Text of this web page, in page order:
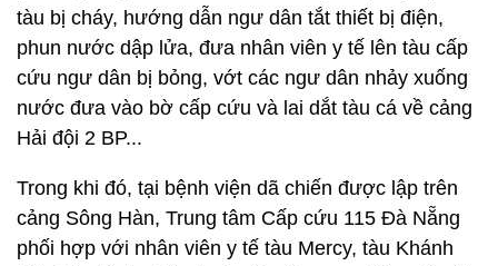
tàu bị cháy, hướng dẫn ngư dân tắt thiết bị điện,
phun nước dập lửa, đưa nhân viên y tế lên tàu cấp
cứu ngư dân bị bỏng, vớt các ngư dân nhảy xuống
nước đưa vào bờ cấp cứu và lai dắt tàu cá về cảng
Hải đội 2 BP...
Trong khi đó, tại bệnh viện dã chiến được lập trên
cảng Sông Hàn, Trung tâm Cấp cứu 115 Đà Nẵng
phối hợp với nhân viên y tế tàu Mercy, tàu Khánh